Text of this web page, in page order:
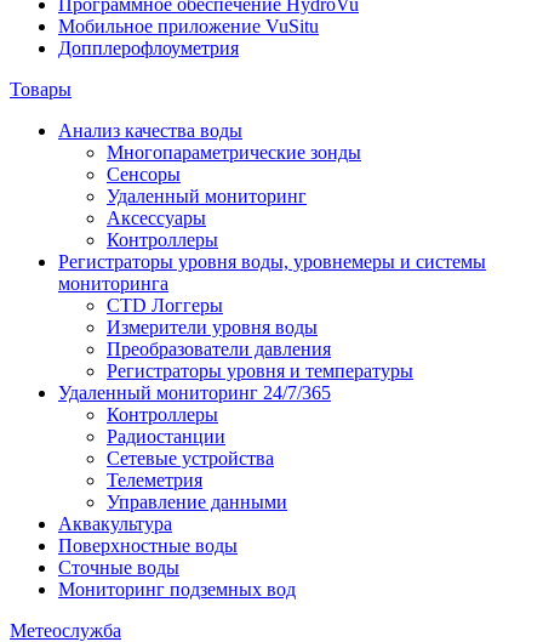
Программное обеспечение HydroVu
Мобильное приложение VuSitu
Допплерофлоуметрия
Товары
Анализ качества воды
Многопараметрические зонды
Сенсоры
Удаленный мониторинг
Аксессуары
Контроллеры
Регистраторы уровня воды, уровнемеры и системы
мониторинга
CTD Логгеры
Измерители уровня воды
Преобразователи давления
Регистраторы уровня и температуры
Удаленный мониторинг 24/7/365
Контроллеры
Радиостанции
Сетевые устройства
Телеметрия
Управление данными
Аквакультура
Поверхностные воды
Сточные воды
Мониторинг подземных вод
Метеослужба